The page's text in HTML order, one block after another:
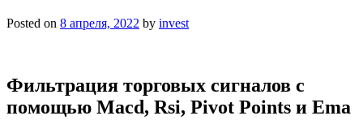
Posted on 8 апреля, 2022 by invest
Фильтрация торговых сигналов с
помощью Macd, Rsi, Pivot Points и Ema